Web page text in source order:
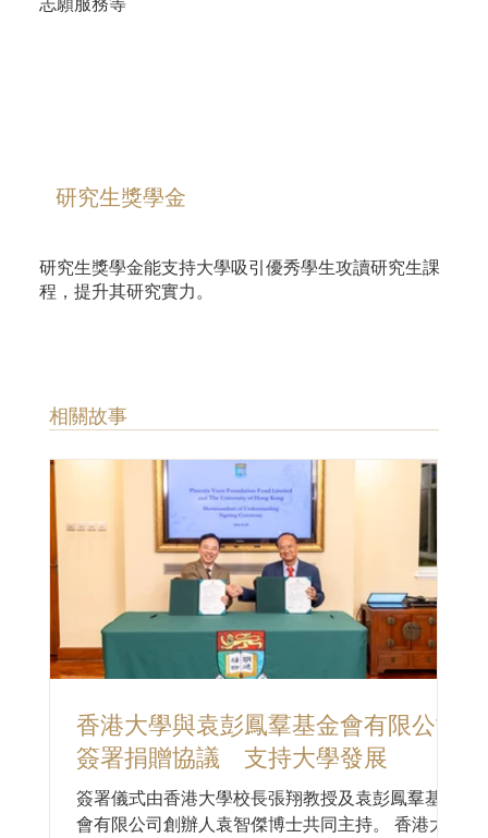
志願服務等
研究生獎學金能支持大學吸引優秀學生攻讀研究生課
程，提升其研究實力。
研究生獎學金
​相關故事
香港大學與袁彭鳳羣基金會有限公司
簽署捐贈協議 支持大學發展
簽署儀式由香港大學校長張翔教授及袁彭鳳羣基金
會有限公司創辦人袁智傑博士共同主持。 香港大